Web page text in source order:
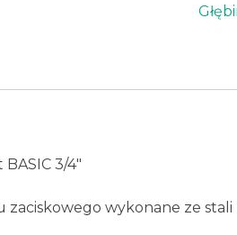
3/4″
wykonane ze